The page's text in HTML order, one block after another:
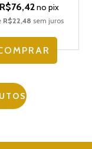
R$76,42no pix
R$22,48 sem juros